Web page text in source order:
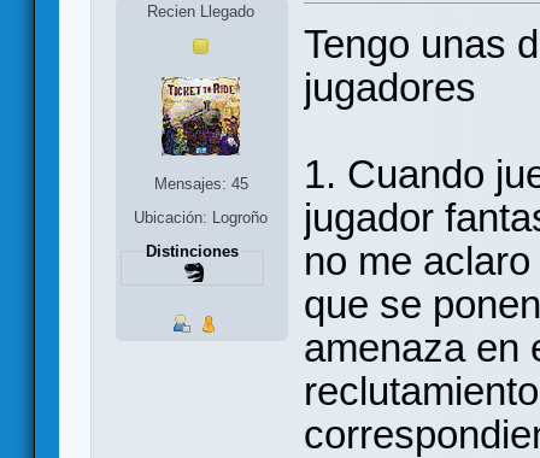
Recien Llegado
Mensajes: 45
Ubicación: Logroño
Distinciones
Tengo unas
jugadores
1. Cuando
jugador
no me
que se
amenaza en